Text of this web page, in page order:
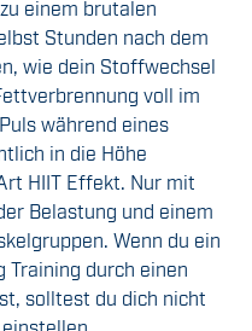
einem brutalen
Stunden nach dem
wie dein Stoffwechsel
voll im
während eines
in die Höhe
HIIT Effekt. Nur mit
Belastung und einem
Wenn du ein
durch einen
solltest du dich nicht